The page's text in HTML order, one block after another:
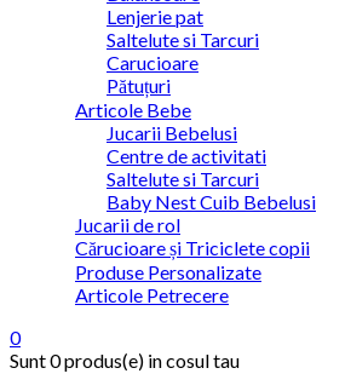
Lenjerie pat
Saltelute si Tarcuri
Carucioare
Pătuțuri
Articole Bebe
Jucarii Bebelusi
Centre de activitati
Saltelute si Tarcuri
Baby Nest Cuib Bebelusi
Jucarii de rol
Cărucioare și Triciclete copii
Produse Personalizate
Articole Petrecere
0
Sunt0 produs(e) in cosul tau